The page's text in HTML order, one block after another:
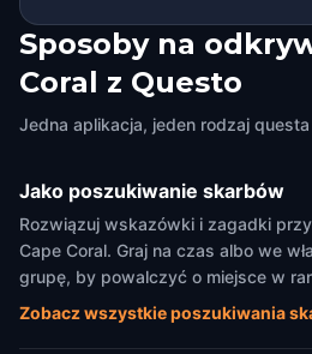
Sposoby na
Coral z Questo
Jedna aplikacja, jeden rodzaj
Jako poszukiwanie skarbów
Rozwiązuj wskazówki i zagadki
Cape Coral. Graj na czas albo we
grupę, by powalczyć o miejsce w
Zobacz wszystkie poszukiwania